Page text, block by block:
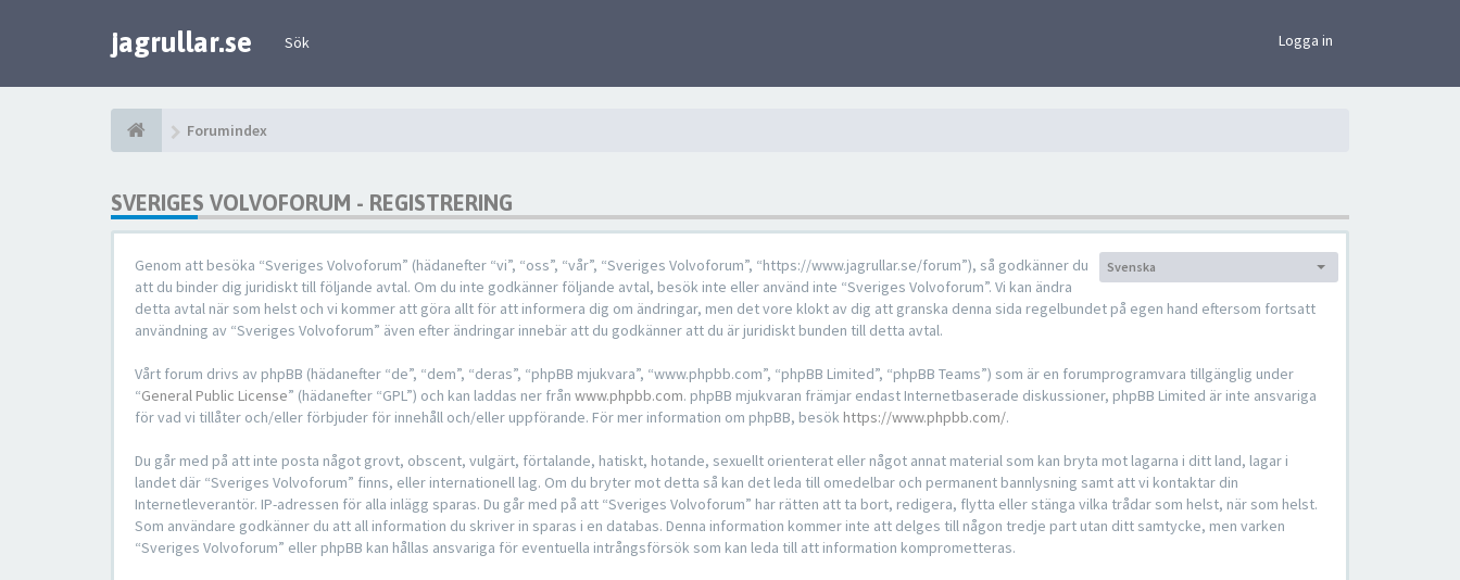
jagrullar.se Sök Logga in
Forumindex
SVERIGES VOLVOFORUM - REGISTRERING
Språk:
Svenska
Genom att besöka “Sveriges Volvoforum” (hädanefter “vi”, “oss”, “vår”, “Sveriges Volvoforum”, “https://www.jagrullar.se/forum”), så godkänner du
att du binder dig juridiskt till följande avtal. Om du inte godkänner följande avtal, besök inte eller använd inte “Sveriges Volvoforum”. Vi kan ändra
detta avtal när som helst och vi kommer att göra allt för att informera dig om ändringar, men det vore klokt av dig att granska denna sida regelbundet på egen hand eftersom fortsatt
användning av “Sveriges Volvoforum” även efter ändringar innebär att du godkänner att du är juridiskt bunden till detta avtal.
Vårt forum drivs av phpBB (hädanefter “de”, “dem”, “deras”, “phpBB mjukvara”, “www.phpbb.com”, “phpBB Limited”, “phpBB Teams”) som är en forumprogramvara tillgänglig under
“General Public License” (hädanefter “GPL”) och kan laddas ner från www.phpbb.com. phpBB mjukvaran främjar endast Internetbaserade diskussioner, phpBB Limited är inte ansvariga
för vad vi tillåter och/eller förbjuder för innehåll och/eller uppförande. För mer information om phpBB, besök https://www.phpbb.com/.
Du går med på att inte posta något grovt, obscent, vulgärt, förtalande, hatiskt, hotande, sexuellt orienterat eller något annat material som kan bryta mot lagarna i ditt land, lagar i
landet där “Sveriges Volvoforum” finns, eller internationell lag. Om du bryter mot detta så kan det leda till omedelbar och permanent bannlysning samt att vi kontaktar din
Internetleverantör. IP-adressen för alla inlägg sparas. Du går med på att “Sveriges Volvoforum” har rätten att ta bort, redigera, flytta eller stänga vilka trådar som helst, när som helst.
Som användare godkänner du att all information du skriver in sparas i en databas. Denna information kommer inte att delges till någon tredje part utan ditt samtycke, men varken
“Sveriges Volvoforum” eller phpBB kan hållas ansvariga för eventuella intrångsförsök som kan leda till att information komprometteras.